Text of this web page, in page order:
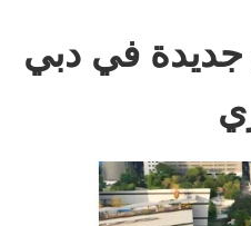
جديدة في دبي